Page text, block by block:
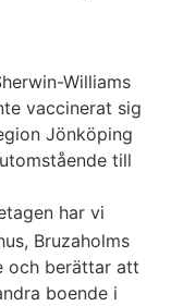
Williams
vaccinerat sig
Jönköping
till
har vi
Bruzaholms
och berättar att
boende i